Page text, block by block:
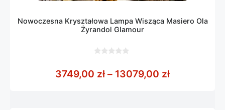
Nowoczesna Kryształowa Lampa Wisząca Masiero Ola
Żyrandol Glamour
5
3749,00 zł – 13079,00 złZakres